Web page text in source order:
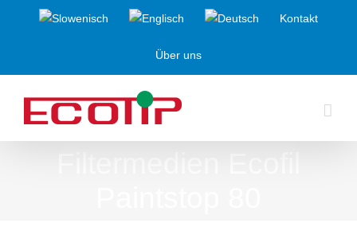
Kontakt
Über uns